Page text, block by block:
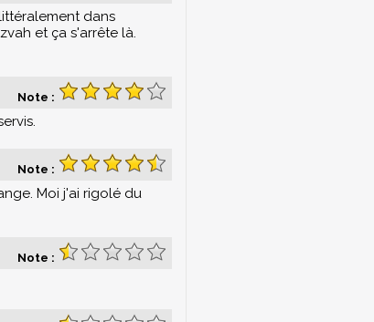
dans
et ça s'arrête là.
Note :
Note :
Moi j'ai rigolé du
Note :